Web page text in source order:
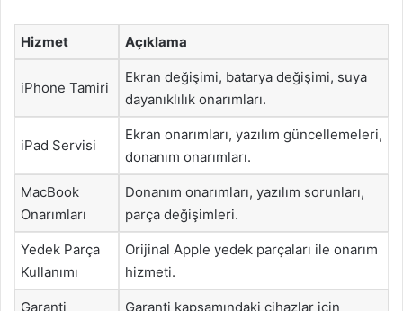
Hizmet Açıklama
iPhone Tamiri
Ekran değişimi, batarya değişimi, suya
dayanıklılık onarımları.
iPad Servisi
Ekran onarımları, yazılım güncellemeleri,
donanım onarımları.
MacBook
Onarımları
Donanım onarımları, yazılım sorunları,
parça değişimleri.
Yedek Parça
Kullanımı
Orijinal Apple yedek parçaları ile onarım
hizmeti.
Garanti
Garanti kapsamındaki cihazlar için